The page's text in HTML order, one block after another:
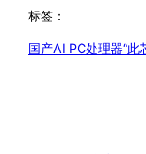
标签：
国产AI PC处理器“